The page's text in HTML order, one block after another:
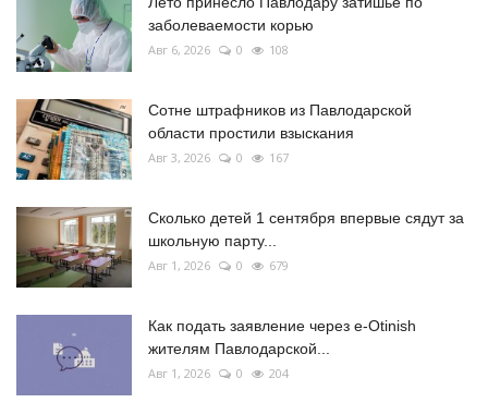
заболеваемости корью
Авг 6, 2026 0 108
Сотне штрафников из Павлодарской
области простили взыскания
Авг 3, 2026 0 167
Сколько детей 1 сентября впервые сядут за
школьную парту...
Авг 1, 2026 0 679
Как подать заявление через e-Otinish
жителям Павлодарской...
Авг 1, 2026 0 204